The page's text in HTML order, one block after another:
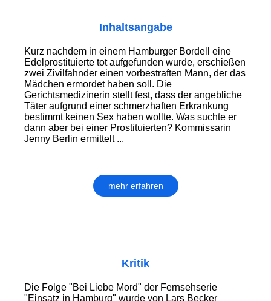
Inhaltsangabe
Kurz nachdem in einem Hamburger Bordell eine
Edelprostituierte tot aufgefunden wurde, erschießen
zwei Zivilfahnder einen vorbestraften Mann, der das
Mädchen ermordet haben soll. Die
Gerichtsmedizinerin stellt fest, dass der angebliche
Täter aufgrund einer schmerzhaften Erkrankung
bestimmt keinen Sex haben wollte. Was suchte er
dann aber bei einer Prostituierten? Kommissarin
Jenny Berlin ermittelt ...
mehr erfahren
Kritik
Die Folge "Bei Liebe Mord" der Fernsehserie
"Einsatz in Hamburg" wurde von Lars Becker